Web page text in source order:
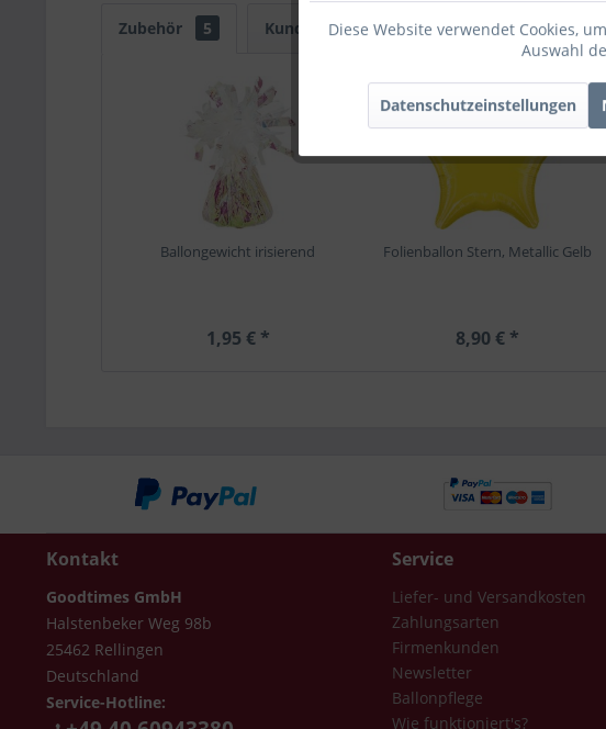
Zubehör 5 Kunden kauften auch Kunden haben
Ballongewicht irisierend
1,95 € *
Folienballon Stern, Metallic Gelb
8,90 € *
Kontakt
Goodtimes GmbH
Halstenbeker Weg 98b
25462 Rellingen
Deutschland
Service-Hotline:
Service
Liefer- und Versandkosten
Zahlungsarten
Firmenkunden
Newsletter
Ballonpflege
Wie funktioniert's?
Diese Website verwendet Cookies,
Auswahl
Datenschutzeinstellungen